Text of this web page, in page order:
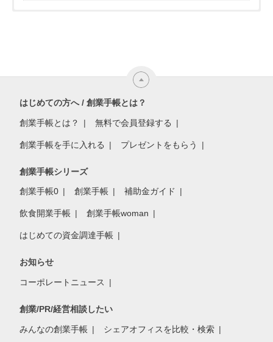
はじめての方へ / 創業手帳とは？
創業手帳とは？ 無料で会員登録する
創業手帳を手に入れる プレゼントをもらう
創業手帳シリーズ
創業手帳0 創業手帳 補助金ガイド
飲食開業手帳 創業手帳woman
はじめての資金調達手帳
お知らせ
コーポレートニュース
創業/PR/経営相談したい
みんなの創業手帳 シェアオフィスを比較・検索